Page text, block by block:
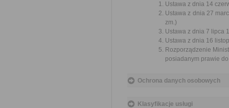
Ustawa z dnia 14
Ustawa z dnia 27
zm.)
Ustawa z dnia 7 lipca
Ustawa z dnia 16
Rozporządzenie
posiadanym prawie
Ochrona danych osobowych
Klasyfikacje usługi